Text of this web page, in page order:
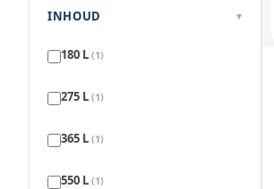
1190 mm
1200 mm
1250 mm
INHOUD ▾
180 L (1)
275 L (1)
365 L (1)
550 L (1)